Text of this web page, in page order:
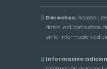
Derechos:Acceder,
datos, así como otros
en la información
Información